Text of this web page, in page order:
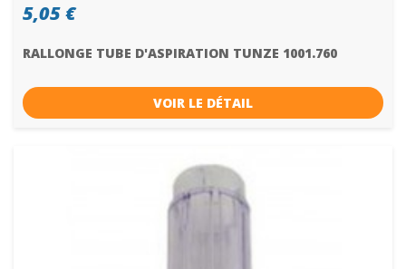
5,05 €
RALLONGE TUBE D'ASPIRATION TUNZE 1001.760
VOIR LE DÉTAIL